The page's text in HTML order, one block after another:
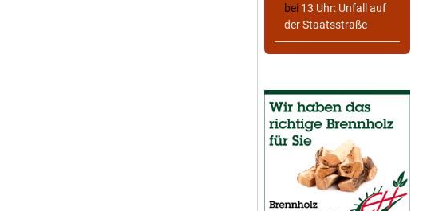
bei 13 Uhr: Unfall auf
der Staatsstraße